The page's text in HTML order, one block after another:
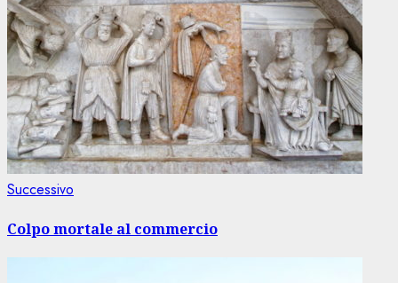
Successivo
Colpo mortale al commercio